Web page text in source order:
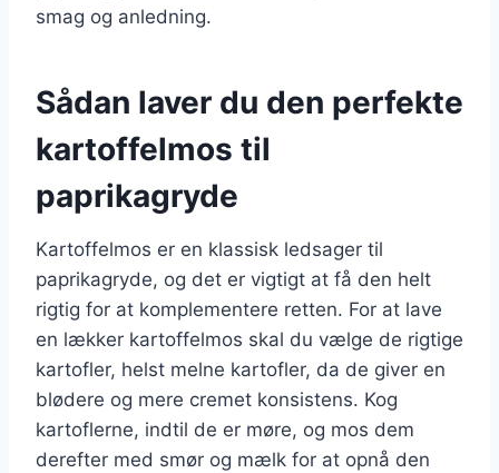
smag og anledning.
Sådan laver du den perfekte
kartoffelmos til
paprikagryde
Kartoffelmos er en klassisk ledsager til
paprikagryde, og det er vigtigt at få den helt
rigtig for at komplementere retten. For at lave
en lækker kartoffelmos skal du vælge de rigtige
kartofler, helst melne kartofler, da de giver en
blødere og mere cremet konsistens. Kog
kartoflerne, indtil de er møre, og mos dem
derefter med smør og mælk for at opnå den